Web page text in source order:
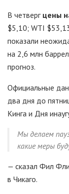
В четверг цены
$5,10; WTI
показали
на 2,6 млн
прогноз.
Официальные
два дня до
Кинга и Дня
Мы делаем
какие меры
— сказал Фил
в Чикаго.